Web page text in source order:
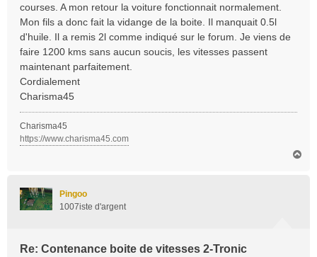
courses. A mon retour la voiture fonctionnait normalement.
Mon fils a donc fait la vidange de la boite. Il manquait 0.5l
d'huile. Il a remis 2l comme indiqué sur le forum. Je viens de
faire 1200 kms sans aucun soucis, les vitesses passent
maintenant parfaitement.
Cordialement
Charisma45
Charisma45
https://www.charisma45.com
Pingoo
1007iste d'argent
Re: Contenance boite de vitesses 2-Tronic